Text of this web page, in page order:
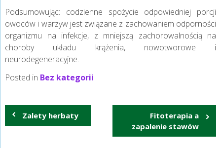
Podsumowując: codzienne spożycie odpowiedniej porcji
owoców i warzyw jest związane z zachowaniem odporności
organizmu na infekcje, z mniejszą zachorowalnością na
choroby układu krążenia, nowotworowe i
neurodegeneracyjne.
Posted in Bez kategorii
Nawigacja
wpisu
Zalety herbaty
Fitoterapia a
zapalenie stawów